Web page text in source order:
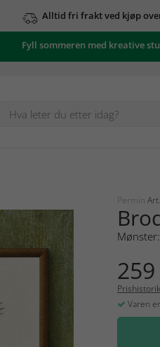
Alltid fri frakt ved kjøp
Fyll sommeren med kreative
Permin
259
Varen